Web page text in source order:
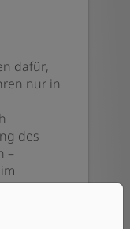
dafür,
nur in
des
–